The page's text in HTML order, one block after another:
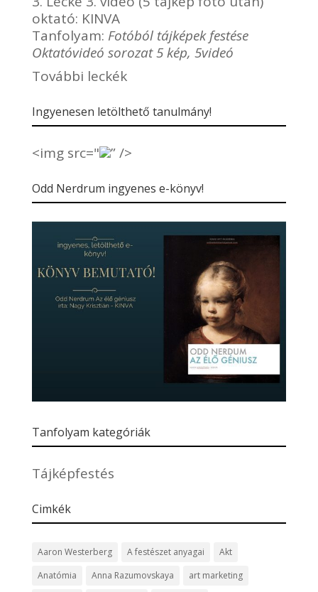
oktató: KINVA
Tanfolyam: Fotóból tájképek festése
Oktatóvideó sorozat 5 kép, 5videó
További leckék
Ingyenesen letölthető tanulmány!
<img src=" ” />
Odd Nerdrum ingyenes e-könyv!
Tanfolyam kategóriák
Tájképfestés
Cimkék
Aaron Westerberg A festészet anyagai
Akt
Anatómia
Anna Razumovskaya
art marketing